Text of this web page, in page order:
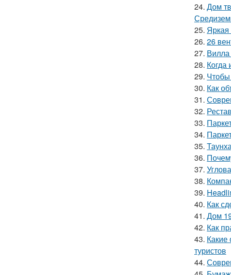
24. Дом
25. Яркая
26. 26
27. Вилла
28. Когда
29. Чтобы
30. Как
31.
32.
33.
34.
35.
36.
37.
38.
39.
40. Как
41. Дом
42. Как
43. Какие
туристов
44.